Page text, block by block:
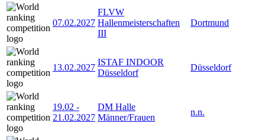
07.02.2027
FLVW
Hallenmeisterschaften
III
Dortmund
13.02.2027
ISTAF INDOOR
Düsseldorf
Düsseldorf
19.02 -
21.02.2027
DM Halle
Männer/Frauen
n.n.